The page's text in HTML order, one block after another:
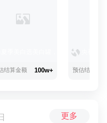
夏季美白选美白罐，C咖美白罐买正
结算金额 100w+ 预估结算金
更多